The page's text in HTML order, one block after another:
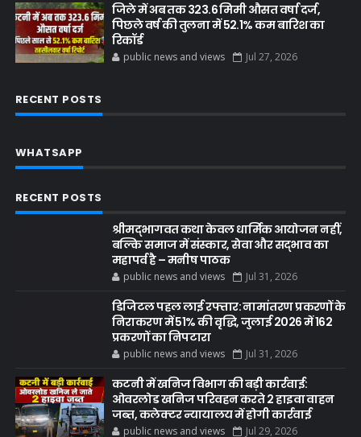
जिले में अब तक 323.6 मिमी औसत वर्षा दर्ज,
पिछले वर्ष की तुलना में 52.1% कम बारिश का
रिकॉर्ड
public news and views Jul 27, 2026
RECENT POSTS
WHATSAPP
RECENT POSTS
श्रीमद्भागवत कथा केवल धार्मिक आयोजन नहीं,
बल्कि समाज में संस्कार, सेवा और सद्भाव का
महापर्व है – मनीष पाठक
public news and views Jul 31, 2026
डिजिटल पहल लाई रफ्तार: नामांतरण प्रकरणों के
निराकरण में 51% की वृद्धि, जुलाई 2026 में 162
प्रकरणों का निपटारा
public news and views Jul 31, 2026
कटनी में खनिज विभाग की बड़ी कार्रवाई:
ओवरलोड खनिज परिवहन करते 2 हाइवा वाहन
जब्त, कलेक्टर न्यायालय में होगी कार्रवाई
public news and views Jul 29, 2026